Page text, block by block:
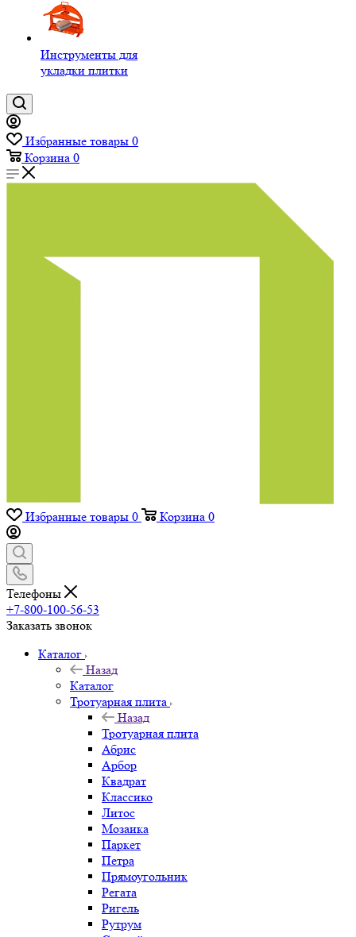
Инструменты для
укладки плитки
Избранные товары 0
Корзина 0
Избранные товары 0 Корзина 0
Телефоны
+7-800-100-56-53
Заказать звонок
Каталог
Назад
Каталог
Тротуарная плита
Назад
Тротуарная плита
Абрис
Арбор
Квадрат
Классико
Литос
Мозаика
Паркет
Петра
Прямоугольник
Регата
Ригель
Рутрум